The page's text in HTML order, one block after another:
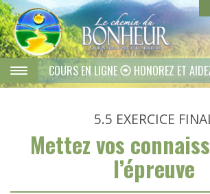
COURS EN LIGNE HONOREZ ET
5.5 EXERCICE
Mettez vos
l’épreuve